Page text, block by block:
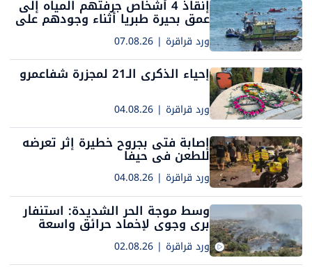
إنقاذ 4 أشخاص جرفتهم المياه إلى
عمق بحيرة طبريا أثناء وجودهم على
فراش هوائي
ورد قراقرة |
07.08.26
إحياء الذكرى الـ21 لمجزرة شفاعمرو
ورد قراقرة |
04.08.26
إصابة فتى بجروح خطيرة إثر تعرضه
للطعن في حيفا
ورد قراقرة |
04.08.26
وسط موجة الحر الشديدة: استنفار
بري وجوي لإخماد حرائق واسعة
ورد قراقرة |
02.08.26